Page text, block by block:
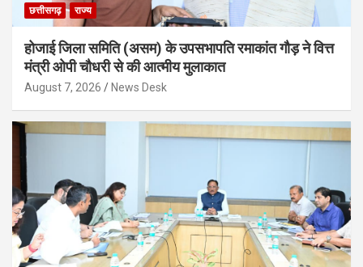
छत्तीसगढ़ राज्य
होजाई जिला समिति (असम) के उपसभापति रमाकांत गौड़ ने वित्त
मंत्री ओपी चौधरी से की आत्मीय मुलाकात
August 7, 2026 News Desk